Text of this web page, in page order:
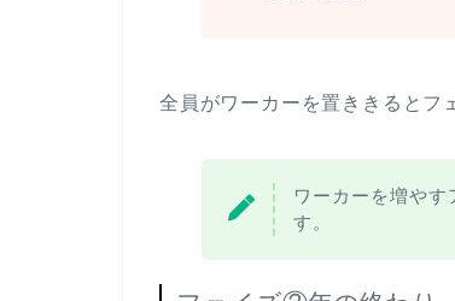
全員がワーカーを置ききるとフ
ワーカーを増や
す。